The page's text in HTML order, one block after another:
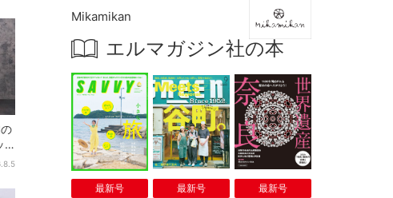
Mikamikan
エルマガジン社の本
最新号 最新号 最新号